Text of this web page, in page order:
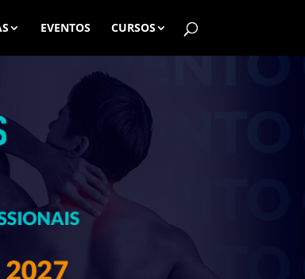
EVENTOS CURSOS